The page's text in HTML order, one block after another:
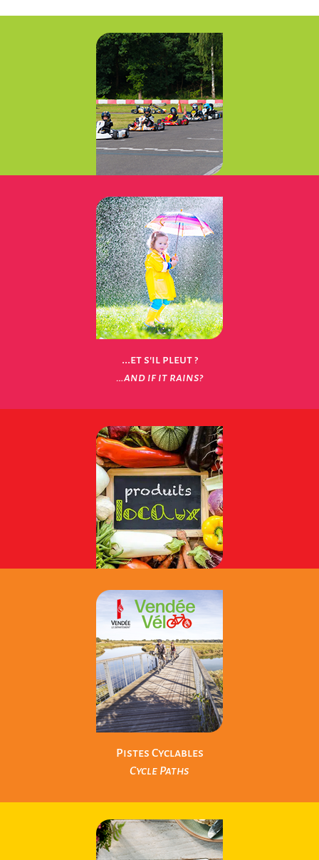
Loisirs Sensations
Leisures Sensations
...et s'il pleut ?
…and if it rains?
Produits Locaux
Local Products
Pistes Cyclables
Cycle Paths